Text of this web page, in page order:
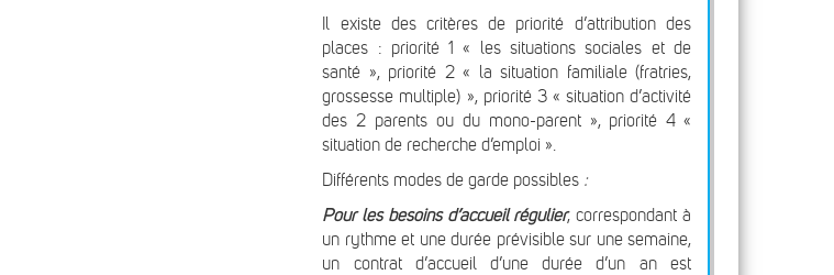
Il existe des critères de priorité d’attribution des
places : priorité 1 « les situations sociales et de
santé », priorité 2 « la situation familiale (fratries,
grossesse multiple) », priorité 3 « situation d’activité
des 2 parents ou du mono-parent », priorité 4 «
situation de recherche d’emploi ».
Différents modes de garde possibles :
Pour les besoins d’accueil régulier, correspondant à
un rythme et une durée prévisible sur une semaine,
un contrat d’accueil d’une durée d’un an est